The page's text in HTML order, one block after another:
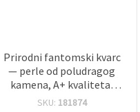
Prirodni fantomski kvarc
— perle od poludragog
kamena, A+ kvaliteta,
okrugle 10 mm, niz ~37
SKU: 181874